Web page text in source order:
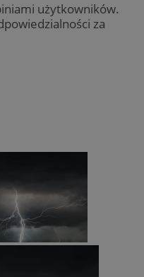
użytkowników.
za